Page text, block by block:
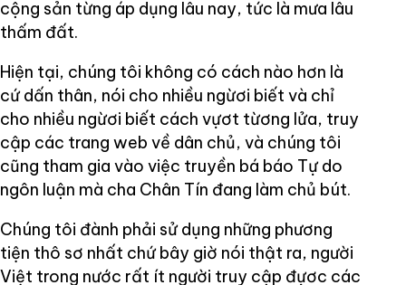
cộng sản từng áp dụng lâu nay, tức là mưa lâu
thấm đất.
Hiện tại, chúng tôi không có cách nào hơn là
cứ dấn thân, nói cho nhiều ngừơi biết và chỉ
cho nhiều ngừơi biết cách vựơt từơng lửa, truy
cập các trang web về dân chủ, và chúng tôi
cũng tham gia vào việc truyền bá báo Tự do
ngôn luận mà cha Chân Tín đang làm chủ bút.
Chúng tôi đành phải sử dụng những phương
tiện thô sơ nhất chứ bây giờ nói thật ra, người
Việt trong nước rất ít người truy cập đựơc các